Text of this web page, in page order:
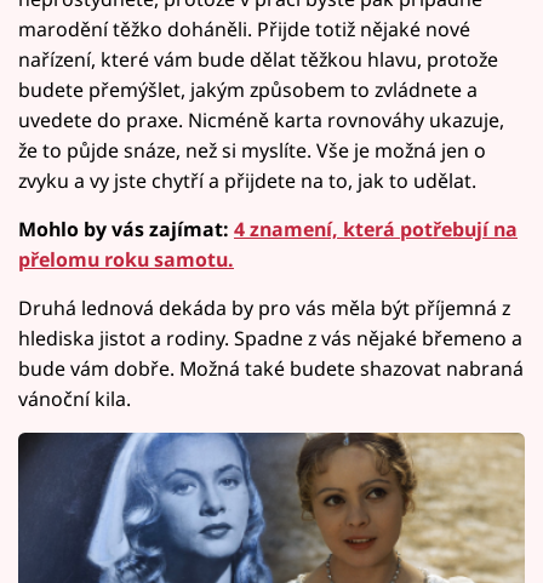
marodění těžko doháněli. Přijde totiž nějaké nové
nařízení, které vám bude dělat těžkou hlavu, protože
budete přemýšlet, jakým způsobem to zvládnete a
uvedete do praxe. Nicméně karta rovnováhy ukazuje,
že to půjde snáze, než si myslíte. Vše je možná jen o
zvyku a vy jste chytří a přijdete na to, jak to udělat.
Mohlo by vás zajímat: 4 znamení, která potřebují na
přelomu roku samotu.
Druhá lednová dekáda by pro vás měla být příjemná z
hlediska jistot a rodiny. Spadne z vás nějaké břemeno a
bude vám dobře. Možná také budete shazovat nabraná
vánoční kila.